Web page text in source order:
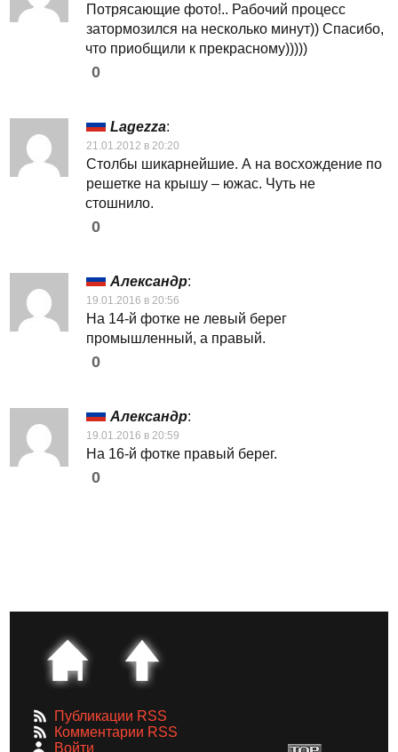
Потрясающие фото!.. Рабочий процесс
затормозился на несколько минут)) Спасибо,
что приобщили к прекрасному)))))
0
Lagezza:
21.01.2012 в 20:20
Столбы шикарнейшие. А на восхождение по
решетке на крышу – южас. Чуть не
стошнило.
0
Александр:
19.01.2016 в 20:56
На 14-й фотке не левый берег
промышленный, а правый.
0
Александр:
19.01.2016 в 20:59
На 16-й фотке правый берег.
0
Публикации RSS
Комментарии RSS
Войти